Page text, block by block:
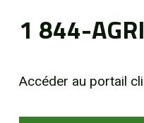
1 844-
Accéder au portail